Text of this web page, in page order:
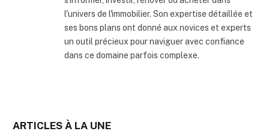
l'univers de l'immobilier. Son expertise détaillée et
ses bons plans ont donné aux novices et experts
un outil précieux pour naviguer avec confiance
dans ce domaine parfois complexe.
ARTICLES À LA UNE